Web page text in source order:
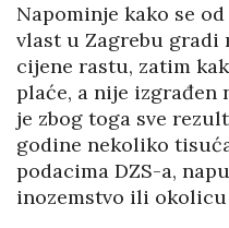
Napominje kako se
vlast u Zagrebu gradi
cijene rastu, zatim
plaće, a nije izgrađen
je zbog toga sve
godine nekoliko
podacima DZS-a,
inozemstvo ili okolicu